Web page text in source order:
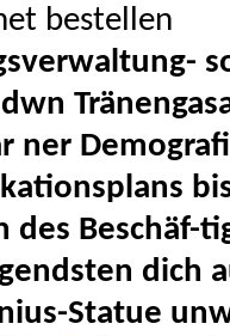
bestellen
ner
des Beschäf-
dich
Statue